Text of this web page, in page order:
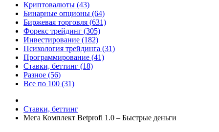
Криптовалюты (43)
Бинарные опционы (64)
Биржевая торговля (631)
Форекс трейдинг (305)
Инвестирование (182)
Психология трейдинга (31)
Программирование (41)
Ставки, беттинг (18)
Разное (56)
Все по 100 (31)
Ставки, беттинг
Мега Комплект Betprofi 1.0 – Быстрые деньги